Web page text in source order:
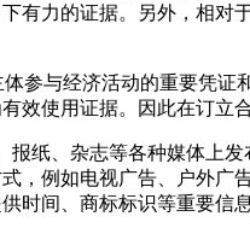
有力的证据。另外，相
参与经济活动的重要凭
效使用证据。因此在订立
报纸、杂志等各种媒体上
，例如电视广告、户外
时间、商标标识等重要信